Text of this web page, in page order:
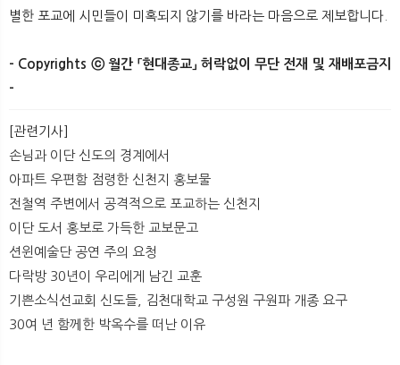
별한 포교에 시민들이 미혹되지 않기를 바라는 마음으로 제보합니다.
- Copyrights ⓒ 월간 「현대종교」 허락없이 무단 전재 및 재배포금지
-
[관련기사]
손님과 이단 신도의 경계에서
아파트 우편함 점령한 신천지 홍보물
전철역 주변에서 공격적으로 포교하는 신천지
이단 도서 홍보로 가득한 교보문고
션윈예술단 공연 주의 요청
다락방 30년이 우리에게 남긴 교훈
기쁜소식선교회 신도들, 김천대학교 구성원 구원파 개종 요구
30여 년 함께한 박옥수를 떠난 이유